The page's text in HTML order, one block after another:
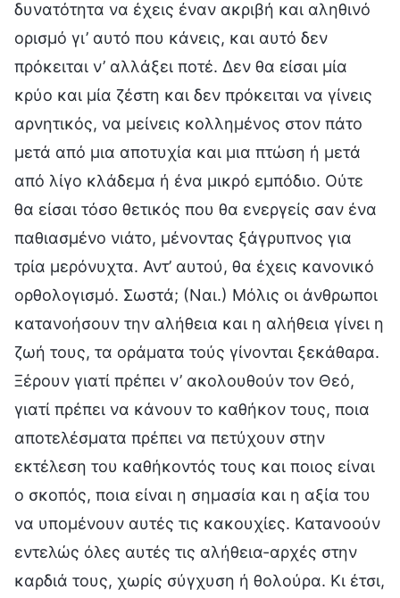
δυνατότητα να έχεις έναν ακριβή και αληθινό
ορισμό γι’ αυτό που κάνεις, και αυτό δεν
πρόκειται ν’ αλλάξει ποτέ. Δεν θα είσαι μία
κρύο και μία ζέστη και δεν πρόκειται να γίνεις
αρνητικός, να μείνεις κολλημένος στον πάτο
μετά από μια αποτυχία και μια πτώση ή μετά
από λίγο κλάδεμα ή ένα μικρό εμπόδιο. Ούτε
θα είσαι τόσο θετικός που θα ενεργείς σαν ένα
παθιασμένο νιάτο, μένοντας ξάγρυπνος για
τρία μερόνυχτα. Αντ’ αυτού, θα έχεις κανονικό
ορθολογισμό. Σωστά; (Ναι.) Μόλις οι άνθρωποι
κατανοήσουν την αλήθεια και η αλήθεια γίνει η
ζωή τους, τα οράματα τούς γίνονται ξεκάθαρα.
Ξέρουν γιατί πρέπει ν’ ακολουθούν τον Θεό,
γιατί πρέπει να κάνουν το καθήκον τους, ποια
αποτελέσματα πρέπει να πετύχουν στην
εκτέλεση του καθήκοντός τους και ποιος είναι
ο σκοπός, ποια είναι η σημασία και η αξία του
να υπομένουν αυτές τις κακουχίες. Κατανοούν
εντελώς όλες αυτές τις αλήθεια-αρχές στην
καρδιά τους, χωρίς σύγχυση ή θολούρα. Κι έτσι,